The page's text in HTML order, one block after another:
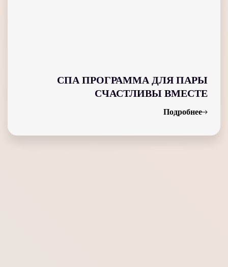
СПА ПРОГРАММА ДЛЯ ПАРЫ
СЧАСТЛИВЫ ВМЕСТЕ
Подробнее